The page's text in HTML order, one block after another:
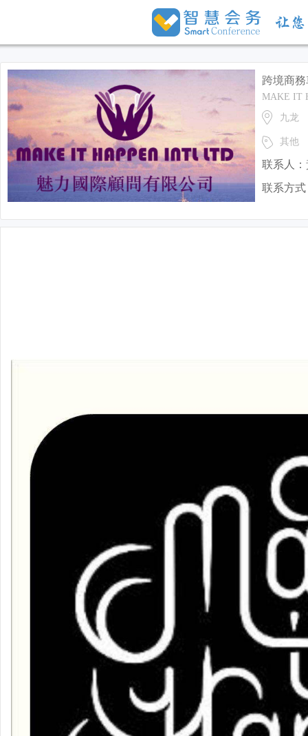
跨境商
MAKE IT
九龙
其他
联系人
联系方式